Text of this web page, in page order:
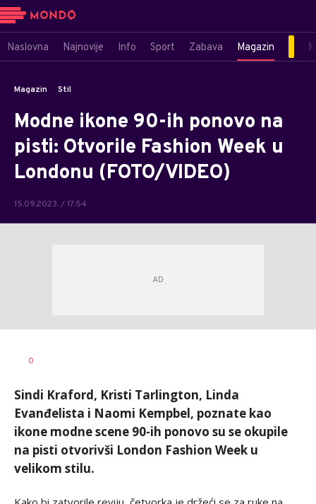
Naslovna Najnovije Info Sport Zabava Magazin
Magazin Stil
Modne ikone 90-ih ponovo na
pisti: Otvorile Fashion Week u
Londonu (FOTO/VIDEO)
15.09.2023. / 17:54
AUTOR
0
Sindi Kraford, Kristi Tarlington, Linda
Evanđelista i Naomi Kempbel, poznate kao
ikone modne scene 90-ih ponovo su se okupile
na pisti otvorivši London Fashion Week u
velikom stilu.